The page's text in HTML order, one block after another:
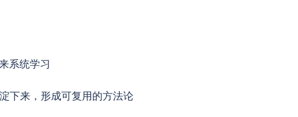
系统学习
下来，形成可复用的方法论